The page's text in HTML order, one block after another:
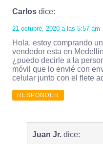
Carlos dice:
21 octubre, 2020 a las 5:57 am
Hola, estoy comprando
vendedor esta en
¿puedo decirle a la
móvil que lo envié con
celular junto con el flete
RESPONDER
Juan Jr. dice: